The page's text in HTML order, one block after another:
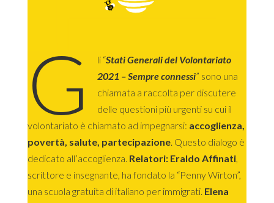
G li “Stati Generali del Volontariato
2021 – Sempre connessi” sono una
chiamata a raccolta per discutere
delle questioni più urgenti su cui il
volontariato è chiamato ad impegnarsi: accoglienza,
povertà, salute, partecipazione. Questo dialogo è
dedicato all’accoglienza. Relatori: Eraldo Affinati,
scrittore e insegnante, ha fondato la “Penny Wirton”,
una scuola gratuita di italiano per immigrati. Elena